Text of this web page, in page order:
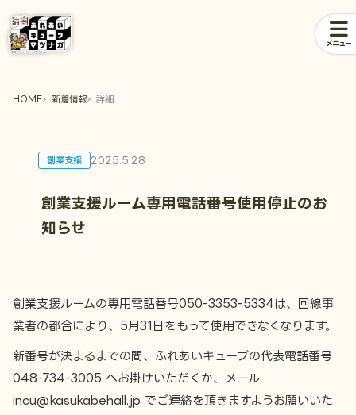
メニュー
HOME 新着情報 詳細
創業支援 2025.5.28
創業支援ルーム専用電話番号使用停止のお
知らせ
創業支援ルームの専用電話番号050-3353-5334は、回線事
業者の都合により、5月31日をもって使用できなくなります。
新番号が決まるまでの間、ふれあいキューブの代表電話番号
048-734-3005 へお掛けいただくか、メール
incu@kasukabehall.jp でご連絡を頂きますようお願いいた